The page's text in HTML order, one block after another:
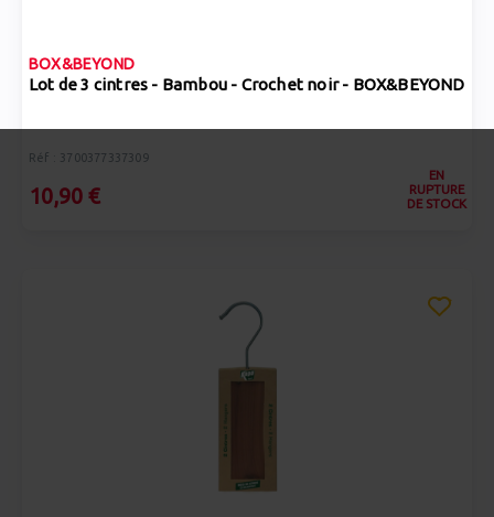
BOX&BEYOND
Lot de 3 cintres - Bambou - Crochet noir - BOX&BEYOND
Réf : 3700377337309
10,90 €
EN
RUPTURE
DE STOCK